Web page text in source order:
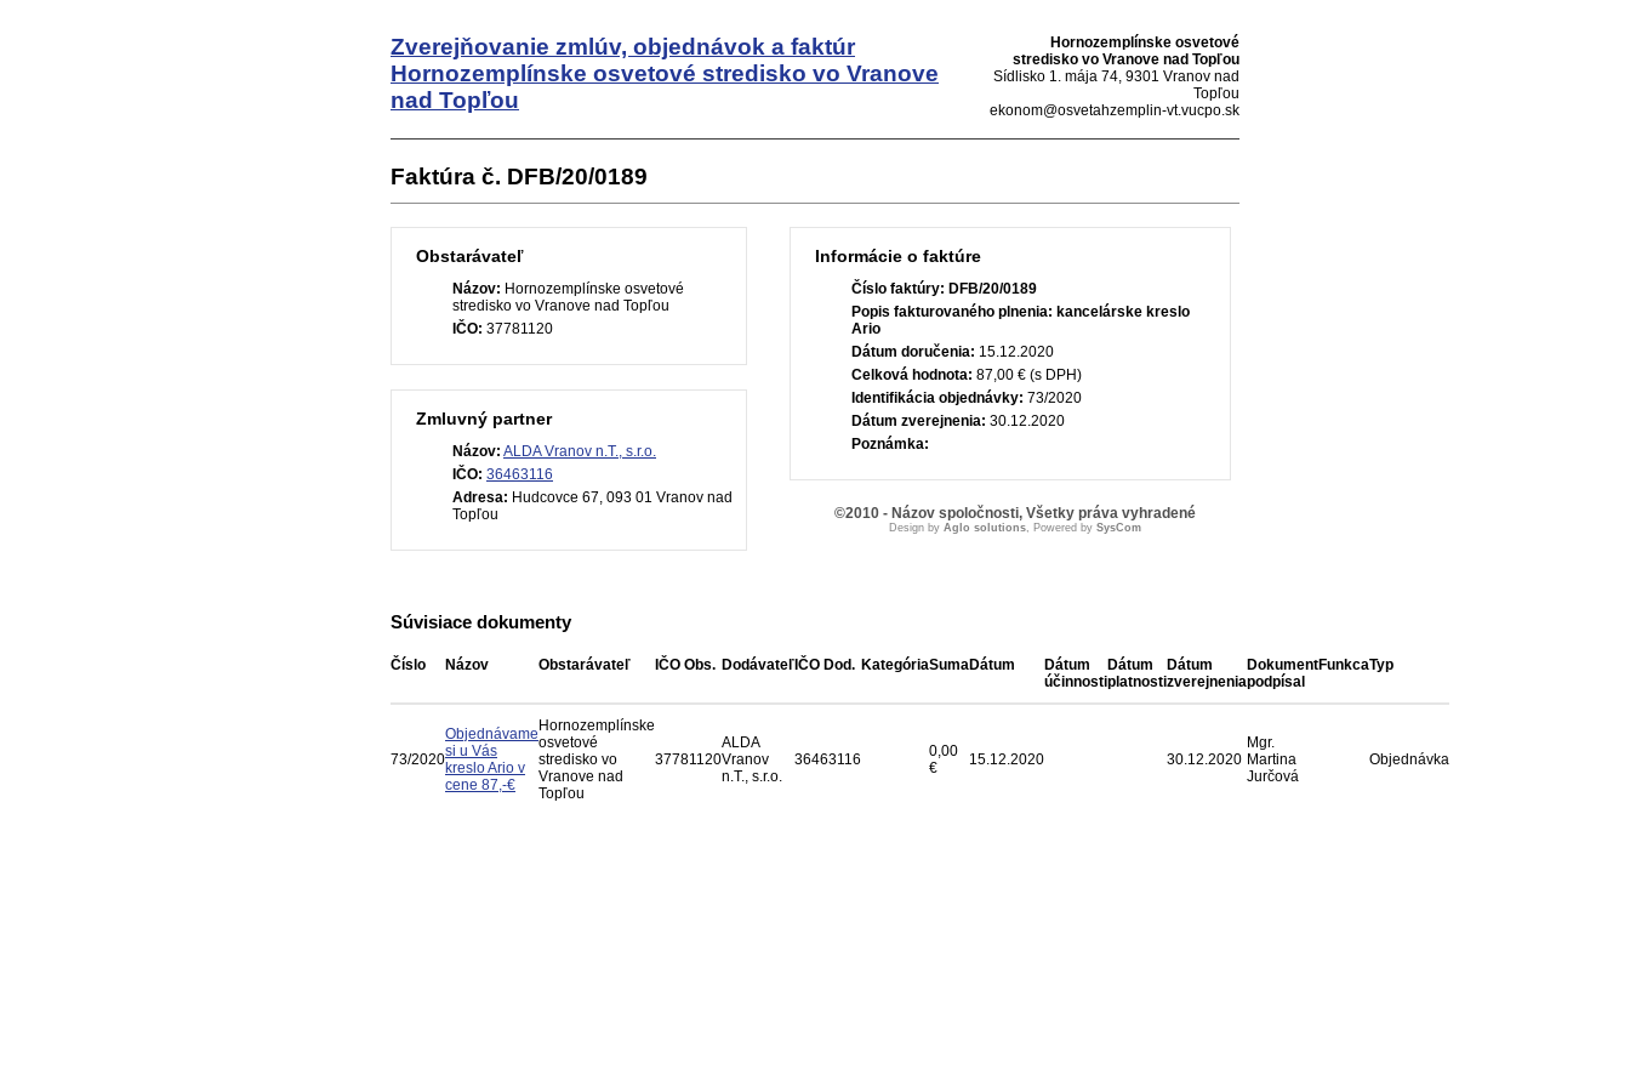
Zverejňovanie zmlúv, objednávok a faktúr
Hornozemplínske osvetové stredisko vo Vranove
nad Topľou
Hornozemplínske osvetové
stredisko vo Vranove nad Topľou
Sídlisko 1. mája 74, 9301 Vranov nad
Topľou
ekonom@osvetahzemplin-vt.vucpo.sk
Faktúra č. DFB/20/0189
Obstarávateľ
Názov: Hornozemplínske osvetové
stredisko vo Vranove nad Topľou
IČO: 37781120
Zmluvný partner
Názov: ALDA Vranov n.T., s.r.o.
IČO: 36463116
Adresa: Hudcovce 67, 093 01 Vranov nad
Topľou
Informácie o faktúre
Číslo faktúry: DFB/20/0189
Popis fakturovaného plnenia: kancelárske kreslo
Ario
Dátum doručenia: 15.12.2020
Celková hodnota: 87,00 € (s DPH)
Identifikácia objednávky: 73/2020
Dátum zverejnenia: 30.12.2020
Poznámka:
Súvisiace dokumenty
Číslo Názov Obstarávateľ IČO Obs. Dodávateľ IČO Dod. KategóriaSumaDátum
Dátum
účinnosti
Dátum
platnosti
Dátum
zverejnenia
Dokument
podpísal
FunkcaTyp
73/2020
Objednávame
si u Vás
kreslo Ario v
cene 87,-€
Hornozemplínske
osvetové
stredisko vo
Vranove nad
Topľou
37781120
ALDA
Vranov
n.T., s.r.o.
36463116
0,00
€
15.12.2020 30.12.2020
Mgr.
Martina
Jurčová
Objednávka
©2010 - Názov spoločnosti, Všetky práva vyhradené
Design by Aglo solutions, Powered by SysCom